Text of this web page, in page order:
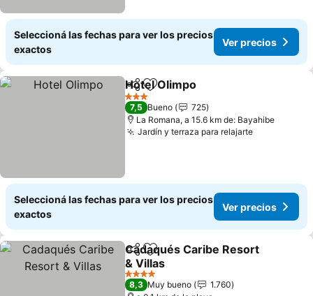
Seleccioná las fechas para ver los precios
exactos
Ver precios
CompartirAñadir a favoritos
Hotel Olimpo
3 Estrellas
7,5 Bueno
725
La Romana, a 15.6 km de: Bayahibe
Jardín y terraza para relajarteVer precios
Seleccioná las fechas para ver los precios
exactos
Ver precios
CompartirAñadir a favoritos
Cadaqués Caribe Resort
& Villas
Ver precios
4 Estrellas
8,3 Muy bueno
1.760